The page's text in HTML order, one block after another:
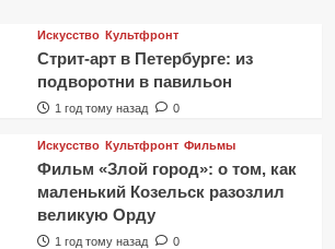
Искусство Культфронт
Стрит-арт в Петербурге: из
подворотни в павильон
1 год тому назад 0
Искусство Культфронт Фильмы
Фильм «Злой город»: о том, как
маленький Козельск разозлил
великую Орду
1 год тому назад 0